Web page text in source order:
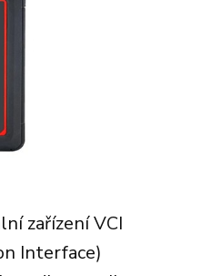
zařízení VCI
Interface)